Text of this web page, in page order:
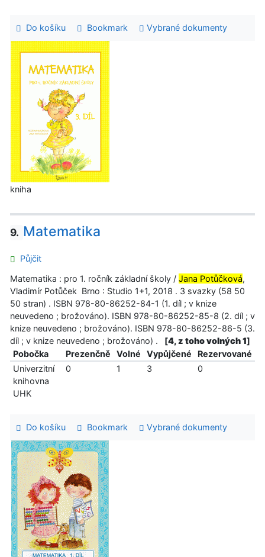
Do košíku Bookmark Vybrané dokumenty
kniha
9. Matematika
Půjčit
Matematika : pro 1. ročník základní školy / Jana Potůčková,
Vladimír Potůček Brno : Studio 1+1, 2018 . 3 svazky (58 50
50 stran) . ISBN 978-80-86252-84-1 (1. díl ; v knize
neuvedeno ; brožováno). ISBN 978-80-86252-85-8 (2. díl ; v
knize neuvedeno ; brožováno). ISBN 978-80-86252-86-5 (3.
díl ; v knize neuvedeno ; brožováno) .
[4, z toho volných 1]
Pobočka
Prezenčně Volné Vypůjčené
Rezervované
Univerzitní
knihovna
UHK
0 1 3 0
Do košíku Bookmark Vybrané dokumenty